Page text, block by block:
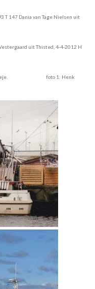
T 147 Dania van Tage Nielsen uit
uit Thisted, 4-4-2012 H
uit Gilleleje. foto 1: Henk